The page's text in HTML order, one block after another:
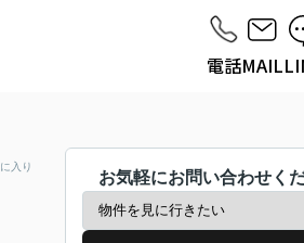
電話MAIL
入り
お気軽にお問い合わせく